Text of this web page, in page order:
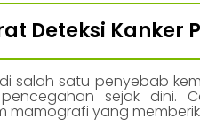
Deteksi Kanker
salah satu penyebab
sejak dini.
yang